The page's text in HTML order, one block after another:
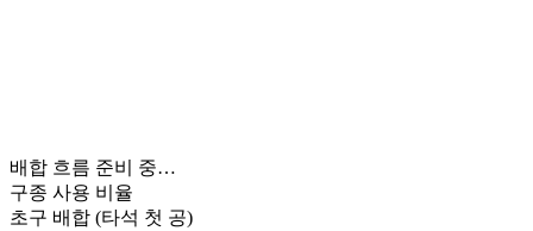
배합 흐름 준비 중…
구종 사용 비율
초구 배합 (타석 첫 공)